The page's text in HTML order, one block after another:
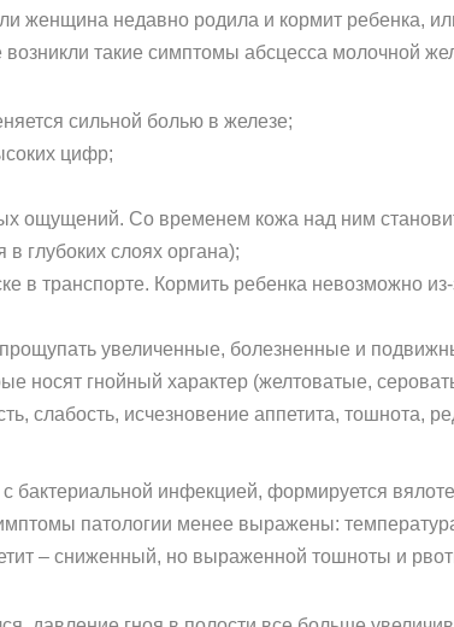
женщина недавно родила и кормит ребенка,
такие симптомы абсцесса молочной
сильной болью в железе;
цифр;
ощущений. Со временем кожа над ним
глубоких слоях органа);
в транспорте. Кормить ребенка невозможно
увеличенные, болезненные и
носят гнойный характер (желтоватые,
слабость, исчезновение аппетита, тошнота,
бактериальной инфекцией, формируется
патологии менее выражены:
– сниженный, но выраженной тошноты и